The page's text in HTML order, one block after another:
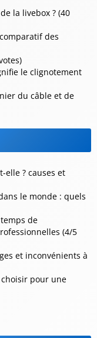
la livebox ? (40
des
le clignotement
du câble et de
elle ? causes et
le monde : quels
de
(4/5
et inconvénients à
pour une